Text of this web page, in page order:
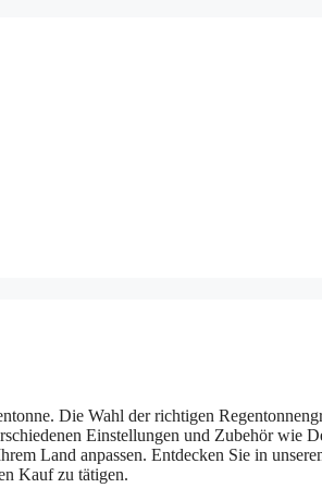
Die Wahl der richtigen
Einstellungen und Zubehör wie
Land anpassen. Entdecken Sie in
Kauf zu tätigen.